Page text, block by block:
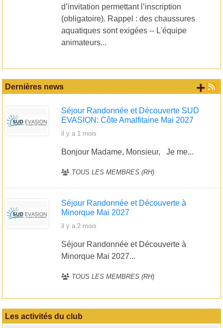
d’invitation permettant l’inscription
(obligatoire). Rappel : des chaussures
aquatiques sont exigées -- L'équipe
animateurs...
Dernières news
Séjour Randonnée et Découverte SUD
EVASION: Côte Amalfitaine Mai 2027
il y a 1 mois
Bonjour Madame, Monsieur, Je me...
TOUS LES MEMBRES (RH)
Séjour Randonnée et Découverte à
Minorque Mai 2027
il y a 2 mois
Séjour Randonnée et Découverte à
Minorque Mai 2027...
TOUS LES MEMBRES (RH)
+
Les activités du club